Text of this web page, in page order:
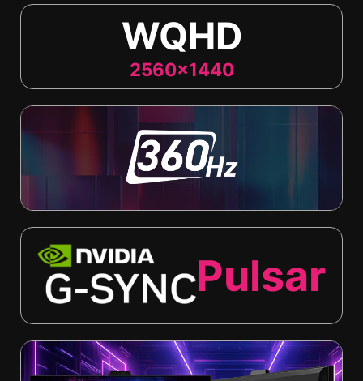
WQHD
2560x1440
Pulsar